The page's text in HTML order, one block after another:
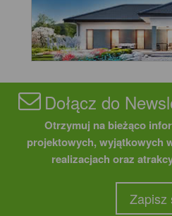
Dołącz do
Otrzymuj na bieżąco
projektowych, wyjątkowych
realizacjach oraz
Zapisz